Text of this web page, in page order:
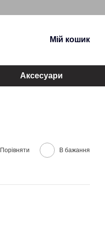
Мій кошик
Аксесуари
Порівняти В бажання